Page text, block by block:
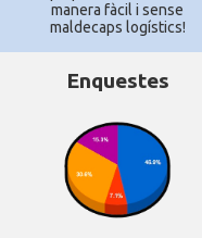
manera fàcil i sense
maldecaps logí­stics!
Enquestes